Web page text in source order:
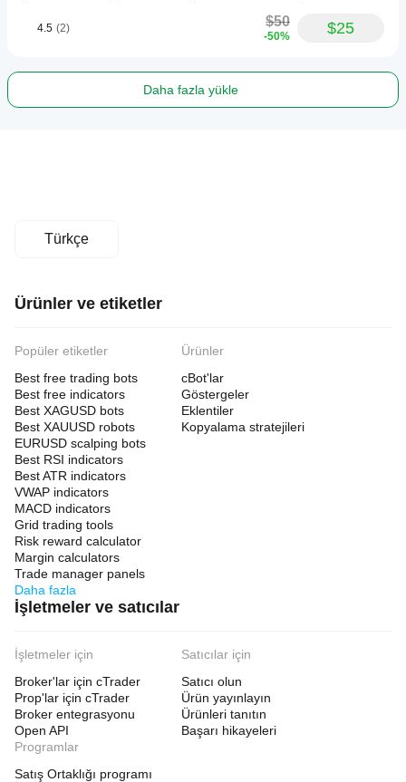
4.5 (2) $50
-50% $25
Daha fazla yükle
Türkçe
Ürünler ve etiketler
Popüler etiketler
Best free trading bots
Best free indicators
Best XAGUSD bots
Best XAUUSD robots
EURUSD scalping bots
Best RSI indicators
Best ATR indicators
VWAP indicators
MACD indicators
Grid trading tools
Risk reward calculator
Margin calculators
Trade manager panels
Daha fazla
Ürünler
cBot'lar
Göstergeler
Eklentiler
Kopyalama stratejileri
İşletmeler ve satıcılar
İşletmeler için
Broker'lar için cTrader
Prop'lar için cTrader
Broker entegrasyonu
Open API
Satıcılar için
Satıcı olun
Ürün yayınlayın
Ürünleri tanıtın
Başarı hikayeleri
Programlar
Satış Ortaklığı programı